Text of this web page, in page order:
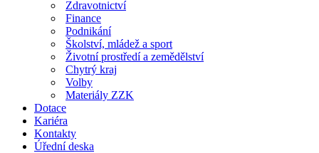
Zdravotnictví
Finance
Podnikání
Školství, mládež a sport
Životní prostředí a zemědělství
Chytrý kraj
Volby
Materiály ZZK
Dotace
Kariéra
Kontakty
Úřední deska